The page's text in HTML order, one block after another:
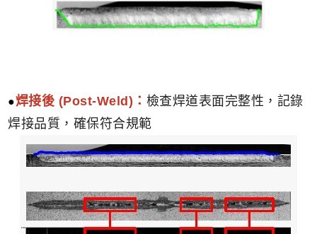
焊接後 (Post-Weld)： 檢查焊道表面完整性，記錄
焊接品質，確保符合規範